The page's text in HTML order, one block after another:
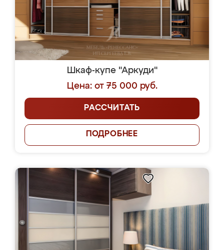
Шкаф-купе "Аркуди"
Цена: от 75 000 руб.
РАССЧИТАТЬ
ПОДРОБНЕЕ